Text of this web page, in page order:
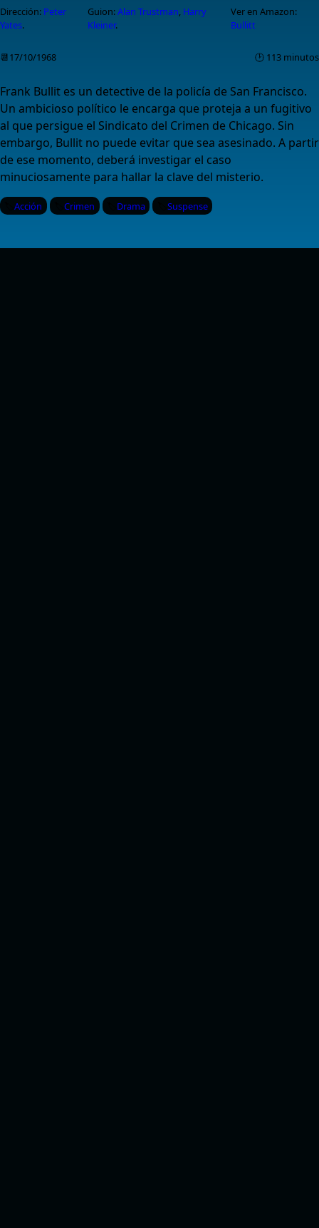
Dirección: Peter
Yates.
Guion:Alan Trustman, Harry
Kleiner.
Ver en Amazon:
Bullitt
📆17/10/1968 🕑 113 minutos
Frank Bullit es un detective de la policía de San Francisco.
Un ambicioso político le encarga que proteja a un fugitivo
al que persigue el Sindicato del Crimen de Chicago. Sin
embargo, Bullit no puede evitar que sea asesinado. A partir
de ese momento, deberá investigar el caso
minuciosamente para hallar la clave del misterio.
Acción Crimen Drama Suspense